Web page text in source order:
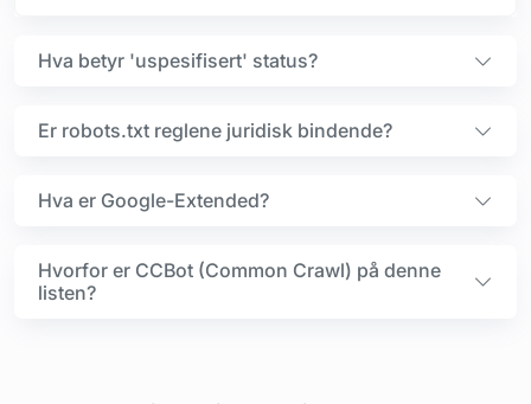
Hva betyr 'uspesifisert' status?
Er robots.txt reglene juridisk bindende?
Hva er Google-Extended?
Hvorfor er CCBot (Common Crawl) på denne
listen?